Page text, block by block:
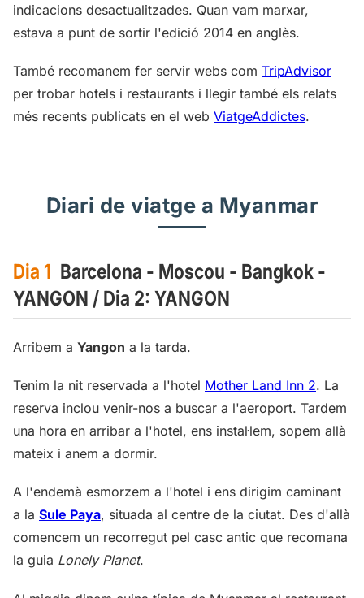
indicacions desactualitzades. Quan vam marxar,
estava a punt de sortir l'edició 2014 en anglès.
També recomanem fer servir webs com TripAdvisor
per trobar hotels i restaurants i llegir també els relats
més recents publicats en el web ViatgeAddictes.
Diari de viatge a Myanmar
Dia 1 Barcelona - Moscou - Bangkok -
YANGON / Dia 2: YANGON
Arribem a Yangon a la tarda.
Tenim la nit reservada a l'hotel Mother Land Inn 2. La
reserva inclou venir-nos a buscar a l'aeroport. Tardem
una hora en arribar a l'hotel, ens instal·lem, sopem allà
mateix i anem a dormir.
A l'endemà esmorzem a l'hotel i ens dirigim caminant
a la Sule Paya, situada al centre de la ciutat. Des d'allà
comencem un recorregut pel casc antic que recomana
la guia Lonely Planet.